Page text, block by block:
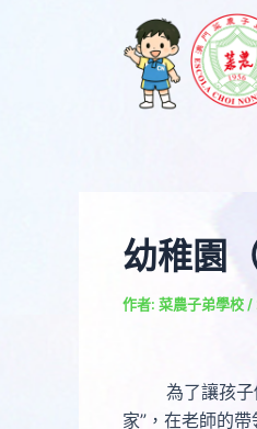
幼稚園
作者: 菜農子弟學校 /
為了讓孩子們
家”，在老師的
navigation